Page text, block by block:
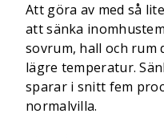
Att göra av med så
att sänka
sovrum, hall och rum
lägre temperatur.
sparar i snitt fem
normalvilla.